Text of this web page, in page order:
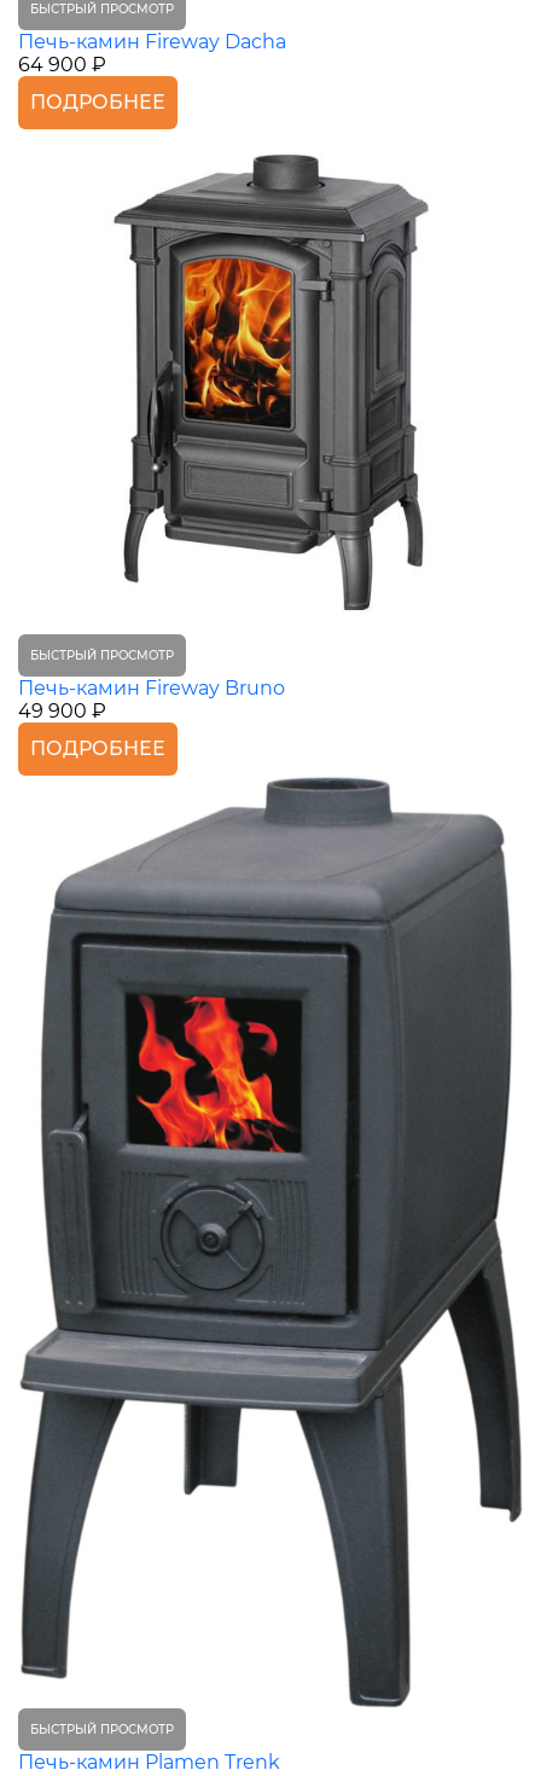
БЫСТРЫЙ ПРОСМОТР
Печь-камин Fireway Dacha
64 900 ₽
ПОДРОБНЕЕ
БЫСТРЫЙ ПРОСМОТР
Печь-камин Fireway Bruno
49 900 ₽
ПОДРОБНЕЕ
БЫСТРЫЙ ПРОСМОТР
Печь-камин Plamen Trenk